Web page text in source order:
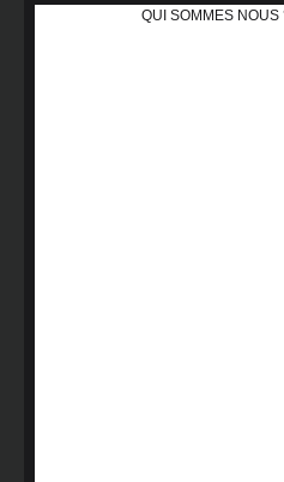
QUI SOMMES NOUS